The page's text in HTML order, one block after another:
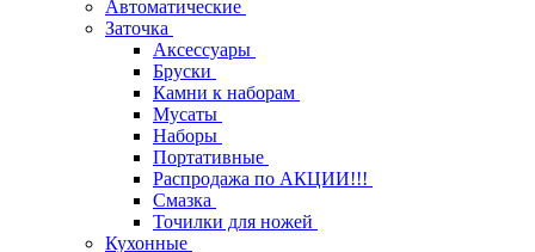
Автоматические
Заточка
Аксессуары
Бруски
Камни к наборам
Мусаты
Наборы
Портативные
Распродажа по АКЦИИ!!!
Смазка
Точилки для ножей
Кухонные